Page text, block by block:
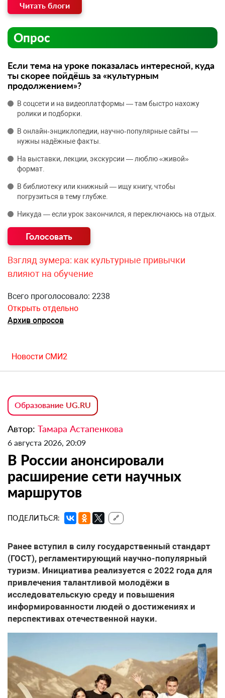
Читать блоги
Опрос
Если тема на уроке показалась интересной, куда
ты скорее пойдёшь за «культурным
продолжением»?
В соцсети и на видеоплатформы — там быстро нахожу
ролики и подборки.
В онлайн‑энциклопедии, научно‑популярные сайты —
нужны надёжные факты.
На выставки, лекции, экскурсии — люблю «живой»
формат.
В библиотеку или книжный — ищу книгу, чтобы
погрузиться в тему глубже.
Никуда — если урок закончился, я переключаюсь на отдых.
Взгляд зумера: как культурные привычки
влияют на обучение
Всего проголосовало: 2238
Открыть отдельно
Архив опросов
Новости СМИ2
Образование UG.RU
Автор: Тамара Астапенкова
6 августа 2026, 20:09
В России анонсировали
расширение сети научных
маршрутов
ПОДЕЛИТЬСЯ: 🔗
Ранее вступил в силу государственный стандарт
(ГОСТ), регламентирующий научно-популярный
туризм. Инициатива реализуется с 2022 года для
привлечения талантливой молодёжи в
исследовательскую среду и повышения
информированности людей о достижениях и
перспективах отечественной науки.